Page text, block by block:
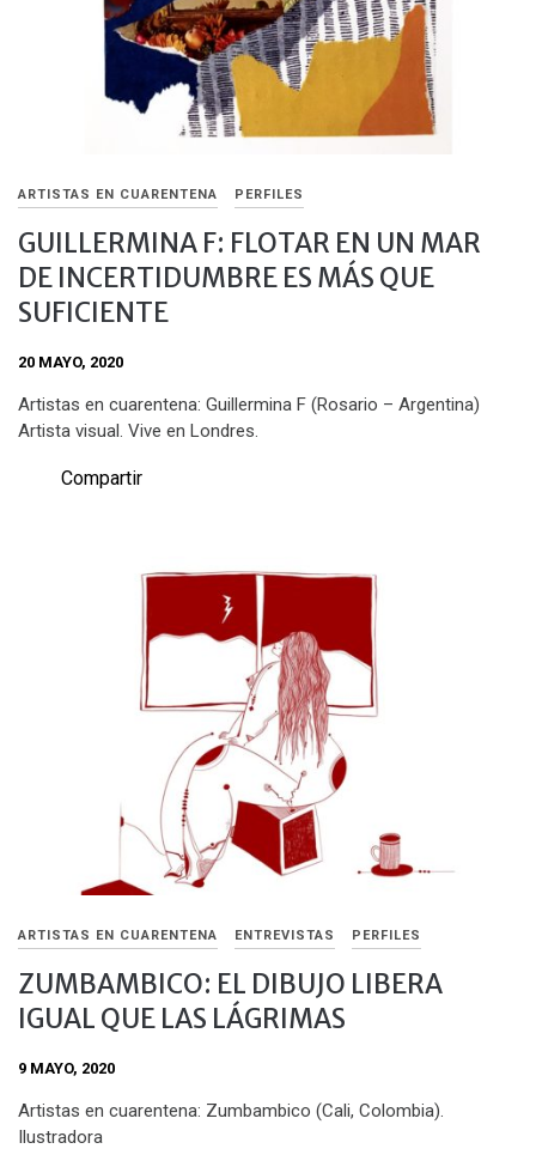
ARTISTAS EN CUARENTENA PERFILES
GUILLERMINA F: FLOTAR EN UN MAR
DE INCERTIDUMBRE ES MÁS QUE
SUFICIENTE
20 MAYO, 2020
Artistas en cuarentena: Guillermina F (Rosario – Argentina)
Artista visual. Vive en Londres.
Compartir
ARTISTAS EN CUARENTENA ENTREVISTAS PERFILES
ZUMBAMBICO: EL DIBUJO LIBERA
IGUAL QUE LAS LÁGRIMAS
9 MAYO, 2020
Artistas en cuarentena: Zumbambico (Cali, Colombia).
Ilustradora